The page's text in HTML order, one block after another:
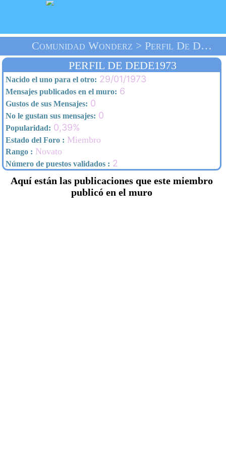
Comunidad Wonderz > Perfil De Dede1973 > Inicio
PERFIL DE DEDE1973
Nacido el uno para el otro: 29/01/1973
Mensajes publicados en el muro: 6
Gustos de sus Mensajes: 0
No le gustan sus mensajes: 0
Popularidad: 0,39%
Estado del Foro : Miembro
Rango : Novato
Número de puestos validados : 2
Aquí están las publicaciones que este miembro
publicó en el muro